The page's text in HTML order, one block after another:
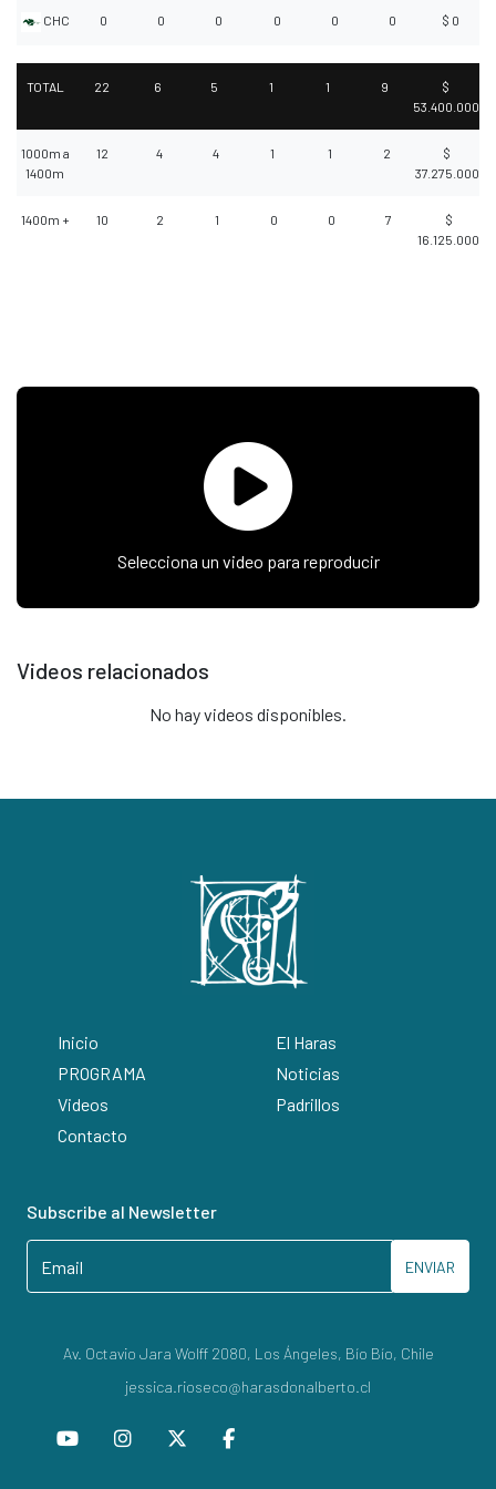
CHC 0 0 0 0 0 0 $ 0
TOTAL 22 6 5 1 1 9
$
53.400.000
1000m a
1400m
12 4 4 1 1 2
$
37.275.000
1400m + 10 2 1 0 0 7
$
16.125.000
Selecciona un video para reproducir
Videos relacionados
No hay videos disponibles.
Inicio
El Haras
PROGRAMA
Noticias
Videos
Padrillos
Contacto
Subscribe al Newsletter
ENVIAR
Av. Octavio Jara Wolff 2080, Los Ángeles, Bío Bío, Chile
jessica.rioseco@harasdonalberto.cl